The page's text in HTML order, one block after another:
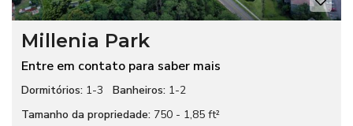
Millenia Park
Entre em contato para saber mais
Dormitórios: 1-3 Banheiros: 1-2
Tamanho da propriedade: 750 - 1,85 ft²